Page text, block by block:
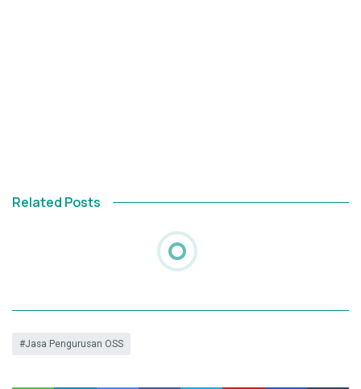
Related Posts
Jasa Pengurusan OSS